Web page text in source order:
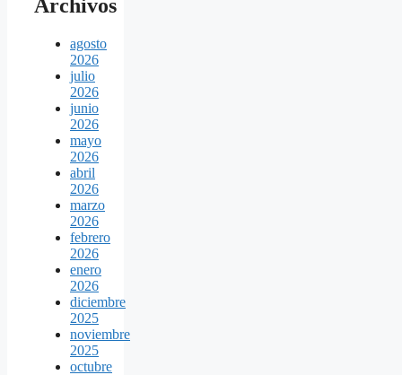
Archivos
agosto
2026
julio
2026
junio
2026
mayo
2026
abril
2026
marzo
2026
febrero
2026
enero
2026
diciembre
2025
noviembre
2025
octubre